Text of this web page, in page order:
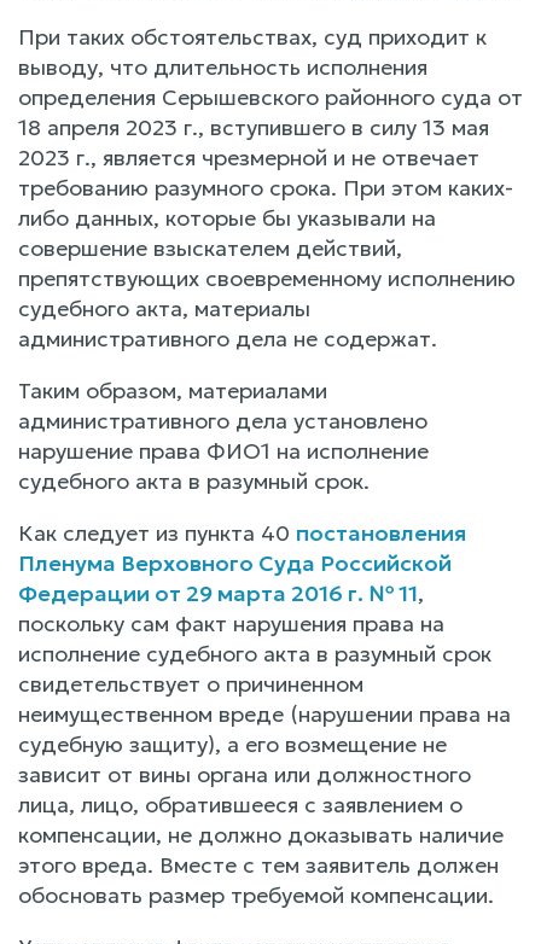
При таких обстоятельствах, суд приходит к
выводу, что длительность исполнения
определения Серышевского районного суда от
18 апреля 2023 г., вступившего в силу 13 мая
2023 г., является чрезмерной и не отвечает
требованию разумного срока. При этом каких-
либо данных, которые бы указывали на
совершение взыскателем действий,
препятствующих своевременному исполнению
судебного акта, материалы
административного дела не содержат.
Таким образом, материалами
административного дела установлено
нарушение права ФИО1 на исполнение
судебного акта в разумный срок.
Как следует из пункта 40 постановления
Пленума Верховного Суда Российской
Федерации от 29 марта 2016 г. № 11,
поскольку сам факт нарушения права на
исполнение судебного акта в разумный срок
свидетельствует о причиненном
неимущественном вреде (нарушении права на
судебную защиту), а его возмещение не
зависит от вины органа или должностного
лица, лицо, обратившееся с заявлением о
компенсации, не должно доказывать наличие
этого вреда. Вместе с тем заявитель должен
обосновать размер требуемой компенсации.